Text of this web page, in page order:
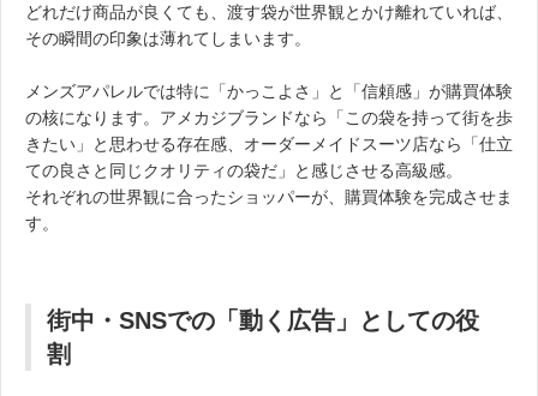
どれだけ商品が良くても、渡す袋が世界観とかけ離れていれば、
その瞬間の印象は薄れてしまいます。
メンズアパレルでは特に「かっこよさ」と「信頼感」が購買体験
の核になります。アメカジブランドなら「この袋を持って街を歩
きたい」と思わせる存在感、オーダーメイドスーツ店なら「仕立
ての良さと同じクオリティの袋だ」と感じさせる高級感。
それぞれの世界観に合ったショッパーが、購買体験を完成させま
す。
街中・SNSでの「動く広告」としての役
割